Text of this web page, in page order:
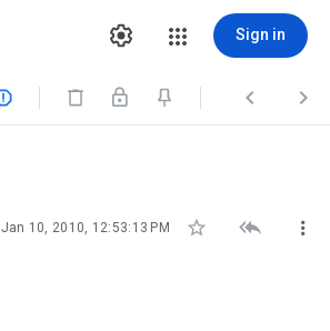
Sign in
  
Jan 10, 2010, 12:53:13 PM   